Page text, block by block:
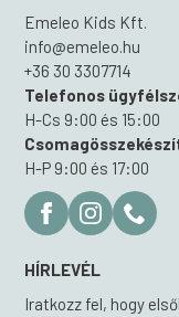
Emeleo Kids Kft.
info@emeleo.hu
+36 30 3307714
Telefonos
H-Cs 9:00 és 15:00
H-P 9:00 és 17:00
HÍRLEVÉL
Iratkozz fel, hogy